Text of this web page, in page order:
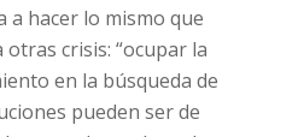
hacer lo mismo que
crisis: “ocupar la
en la búsqueda de
pueden ser de